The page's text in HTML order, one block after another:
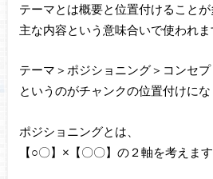
テーマとは概要と位置付けることが
主な内容という意味合いで使われま
テーマ＞ポジショニング＞コンセプ
というのがチャンクの位置付けにな
ポジショニングとは、
【○〇】×【〇〇】の２軸を考えます